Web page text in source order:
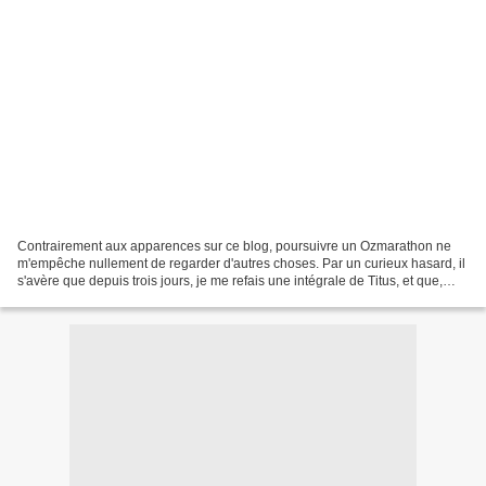
Contrairement aux apparences sur ce blog, poursuivre un Ozmarathon ne
m'empêche nullement de regarder d'autres choses. Par un curieux hasard, il
s'avère que depuis trois jours, je me refais une intégrale de Titus, et que,